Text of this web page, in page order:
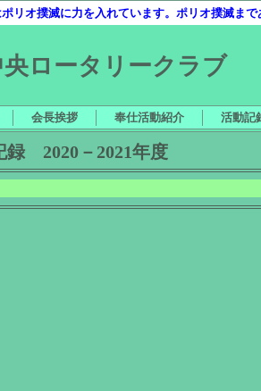
リオ撲滅に力を入れています。ポリオ撲滅まで
央ロータリークラブ
会長挨拶 奉仕活動紹介 活動記
録 2020－2021年度